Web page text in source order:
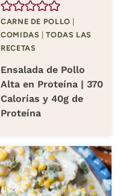
CARNE DE POLLO
COMIDAS |TODAS LAS
RECETAS
Ensalada de Pollo
Alta en Proteína | 370
Calorías y 40g de
Proteína